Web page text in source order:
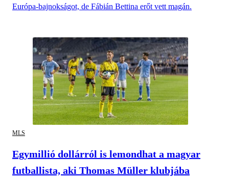
Európa-bajnokságot, de Fábián Bettina erőt vett magán.
MLS
Egymillió dollárról is lemondhat a magyar
futballista, aki Thomas Müller klubjába